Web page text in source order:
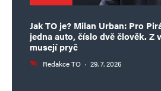
Jak TO je? Milan Urban: Pro
jedna auto, číslo dvě člověk. Z
musejí pryč
Redakce TO · 29. 7. 2026